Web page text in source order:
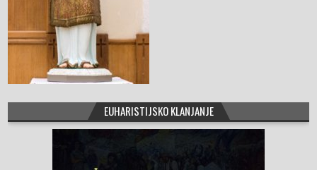
EUHARISTIJSKO KLANJANJE